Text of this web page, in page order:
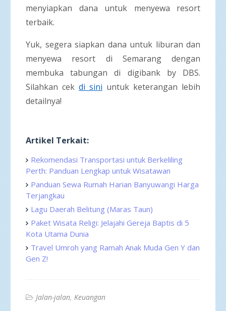
menyiapkan dana untuk menyewa resort
terbaik.
Yuk, segera siapkan dana untuk liburan dan
menyewa resort di Semarang dengan
membuka tabungan di digibank by DBS.
Silahkan cek di sini untuk keterangan lebih
detailnya!
Artikel Terkait:
Rekomendasi Transportasi untuk Berkeliling
Perth: Panduan Lengkap untuk Wisatawan
Panduan Sewa Rumah Harian Banyuwangi Harga
Terjangkau
Lagu Daerah Belitung (Maras Taun)
Paket Wisata Religi: Jelajahi Gereja Baptis di 5
Kota Utama Dunia
Travel Umroh yang Ramah Anak Muda Gen Y dan
Gen Z!
Jalan-jalan Keuangan